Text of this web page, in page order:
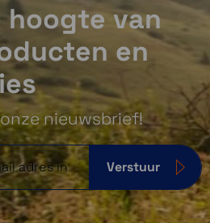
hoogte van
en
nieuwsbrief!
Verstuur